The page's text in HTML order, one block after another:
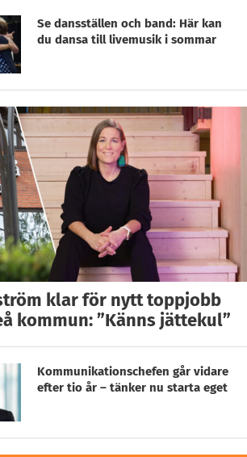
Se dansställen och band: Här kan
du dansa till livemusik i sommar
klar för nytt toppjobb
kommun: ”Känns jättekul”
Kommunikationschefen går vidare
efter tio år – tänker nu starta eget